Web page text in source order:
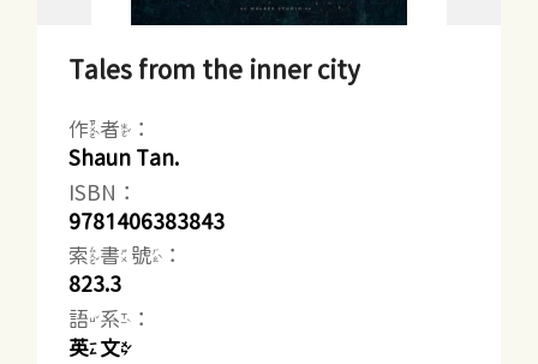
Tales from the inner city
作者：
Shaun Tan.
ISBN：
9781406383843
索書號：
823.3
語系：
英文